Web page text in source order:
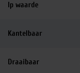
Ip waarde
Kantelbaar
Draaibaar